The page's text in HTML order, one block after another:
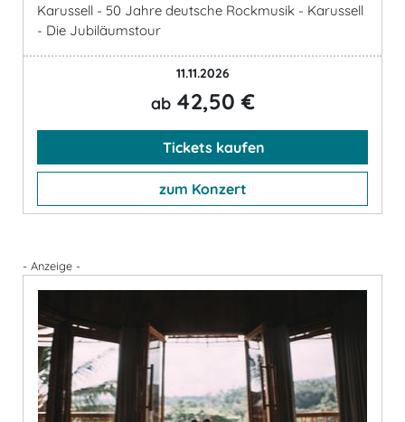
Karussell - 50 Jahre deutsche Rockmusik - Karussell
- Die Jubiläumstour
11.11.2026
ab 42,50 €
Tickets kaufen
zum Konzert
- Anzeige -